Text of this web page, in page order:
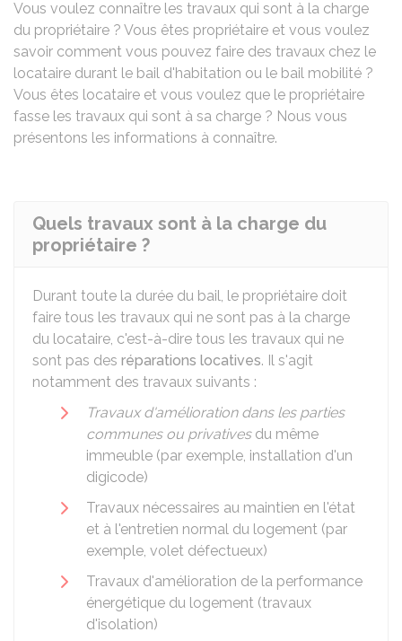
Vous voulez connaître les travaux qui sont à la charge
du propriétaire ? Vous êtes propriétaire et vous voulez
savoir comment vous pouvez faire des travaux chez le
locataire durant le bail d'habitation ou le bail mobilité ?
Vous êtes locataire et vous voulez que le propriétaire
fasse les travaux qui sont à sa charge ? Nous vous
présentons les informations à connaître.
Quels travaux sont à la charge du
propriétaire ?
Durant toute la durée du bail, le propriétaire doit
faire tous les travaux qui ne sont pas à la charge
du locataire, c'est-à-dire tous les travaux qui ne
sont pas des réparations locatives. Il s'agit
notamment des travaux suivants :
Travaux d'amélioration dans les parties
communes ou privativesdu même
immeuble (par exemple, installation d'un
digicode)
Travaux nécessaires au maintien en l'état
et à l'entretien normal du logement (par
exemple, volet défectueux)
Travaux d'amélioration de la performance
énergétique du logement (travaux
d'isolation)